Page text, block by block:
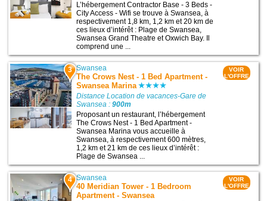
L’hébergement Contractor Base - 3 Beds -
City Access - Wifi se trouve à Swansea, à
respectivement 1,8 km, 1,2 km et 20 km de
ces lieux d’intérêt : Plage de Swansea,
Swansea Grand Theatre et Oxwich Bay. Il
comprend une ...
3 Swansea
The Crows Nest - 1 Bed Apartment -
Swansea Marina
Distance Location de vacances-Gare de
Swansea :900m
Proposant un restaurant, l’hébergement
The Crows Nest - 1 Bed Apartment -
Swansea Marina vous accueille à
Swansea, à respectivement 600 mètres,
1,2 km et 21 km de ces lieux d’intérêt :
Plage de Swansea ...
VOIR
L'OFFRE
4 Swansea
40 Meridian Tower - 1 Bedroom
Apartment - Swansea
VOIR
L'OFFRE